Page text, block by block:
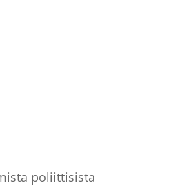
poliittisista